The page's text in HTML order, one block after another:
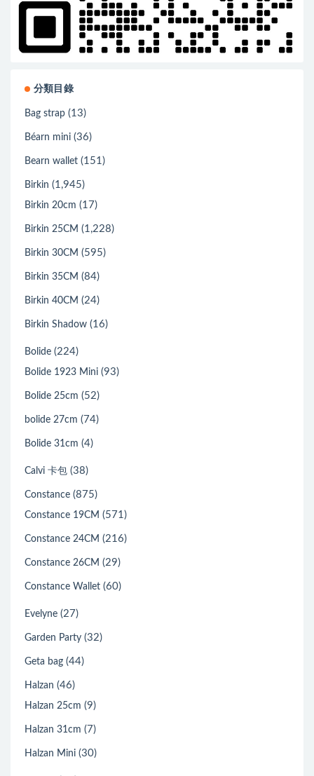
分類目錄
Bag strap (13)
Béarn mini (36)
Bearn wallet (151)
Birkin (1,945)
Birkin 20cm (17)
Birkin 25CM (1,228)
Birkin 30CM (595)
Birkin 35CM (84)
Birkin 40CM (24)
Birkin Shadow (16)
Bolide (224)
Bolide 1923 Mini (93)
Bolide 25cm (52)
bolide 27cm (74)
Bolide 31cm (4)
Calvi 卡包 (38)
Constance (875)
Constance 19CM (571)
Constance 24CM (216)
Constance 26CM (29)
Constance Wallet (60)
Evelyne (27)
Garden Party (32)
Geta bag (44)
Halzan (46)
Halzan 25cm (9)
Halzan 31cm (7)
Halzan Mini (30)